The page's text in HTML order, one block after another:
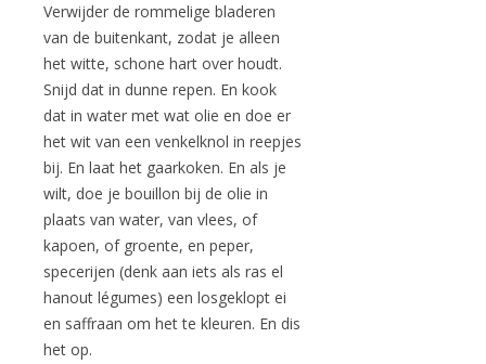
Verwijder de rommelige bladeren
van de buitenkant, zodat je alleen
het witte, schone hart over houdt.
Snijd dat in dunne repen. En kook
dat in water met wat olie en doe er
het wit van een venkelknol in reepjes
bij. En laat het gaarkoken. En als je
wilt, doe je bouillon bij de olie in
plaats van water, van vlees, of
kapoen, of groente, en peper,
specerijen (denk aan iets als ras el
hanout légumes) een losgeklopt ei
en saffraan om het te kleuren. En dis
het op.